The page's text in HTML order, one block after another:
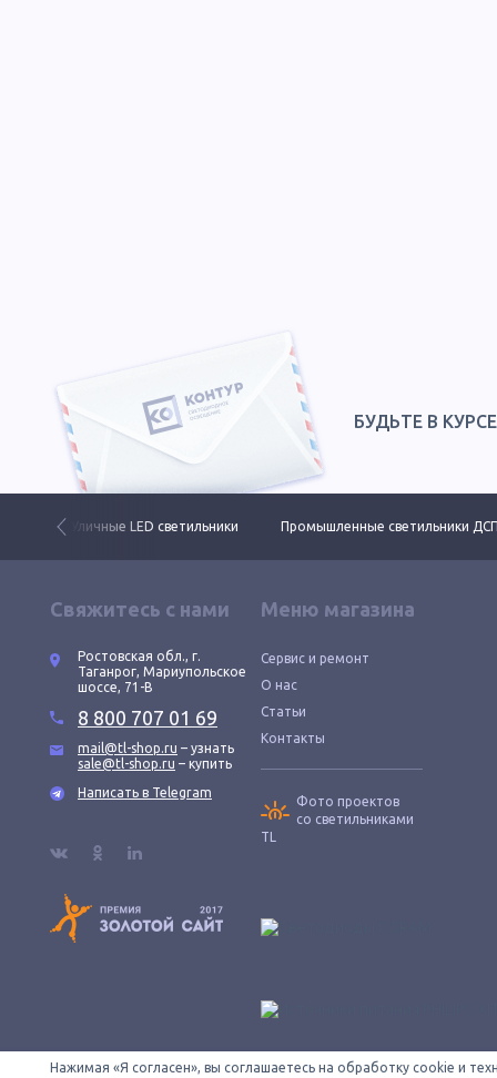
БУДЬТЕ В
Уличные LED светильники Промышленные светильники
Свяжитесь с нами
Ростовская обл., г.
Таганрог, Мариупольское
шоссе, 71-В
8 800 707 01 69
mail@tl-shop.ru – узнать
sale@tl-shop.ru – купить
Написать в Telegram
Меню магазина
Сервис и ремонт
О нас
Статьи
Контакты
Фото проектов
со светильниками
TL
Нажимая «Я согласен», вы соглашаетесь на обработку cookie и